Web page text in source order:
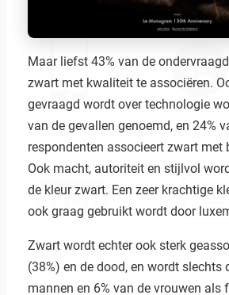
Zoeken
Maar liefst 43% van de
zwart met kwaliteit te associëren.
gevraagd wordt over technologie
van de gevallen genoemd, en 24%
respondenten associeert zwart met
Ook macht, autoriteit en stijlvol
de kleur zwart. Een zeer krachtige
ook graag gebruikt wordt door
Zwart wordt echter ook sterk
(38%) en de dood, en wordt slechts
mannen en 6% van de vrouwen als